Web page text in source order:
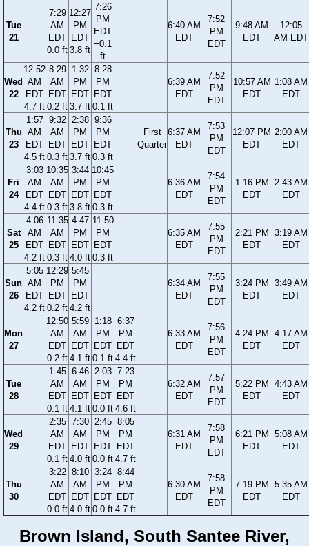
Tue
21
7:29
AM
EDT
0.0 ft
12:27
PM
EDT
3.8 ft
7:26
PM
EDT
−0.1
ft
6:40 AM
EDT
7:52
PM
EDT
9:48 AM
EDT
12:05
AM EDT
Wed
22
12:52
AM
EDT
4.7 ft
8:29
AM
EDT
0.2 ft
1:32
PM
EDT
3.7 ft
8:28
PM
EDT
0.1 ft
6:39 AM
EDT
7:52
PM
EDT
10:57 AM
EDT
1:08 AM
EDT
Thu
23
1:57
AM
EDT
4.5 ft
9:32
AM
EDT
0.3 ft
2:38
PM
EDT
3.7 ft
9:36
PM
EDT
0.3 ft
First
Quarter
6:37 AM
EDT
7:53
PM
EDT
12:07 PM
EDT
2:00 AM
EDT
Fri
24
3:03
AM
EDT
4.4 ft
10:35
AM
EDT
0.3 ft
3:44
PM
EDT
3.8 ft
10:45
PM
EDT
0.3 ft
6:36 AM
EDT
7:54
PM
EDT
1:16 PM
EDT
2:43 AM
EDT
Sat
25
4:06
AM
EDT
4.2 ft
11:35
AM
EDT
0.3 ft
4:47
PM
EDT
4.0 ft
11:50
PM
EDT
0.3 ft
6:35 AM
EDT
7:55
PM
EDT
2:21 PM
EDT
3:19 AM
EDT
Sun
26
5:05
AM
EDT
4.2 ft
12:29
PM
EDT
0.2 ft
5:45
PM
EDT
4.2 ft
6:34 AM
EDT
7:55
PM
EDT
3:24 PM
EDT
3:49 AM
EDT
Mon
27
12:50
AM
EDT
0.2 ft
5:59
AM
EDT
4.1 ft
1:18
PM
EDT
0.1 ft
6:37
PM
EDT
4.4 ft
6:33 AM
EDT
7:56
PM
EDT
4:24 PM
EDT
4:17 AM
EDT
Tue
28
1:45
AM
EDT
0.1 ft
6:46
AM
EDT
4.1 ft
2:03
PM
EDT
0.0 ft
7:23
PM
EDT
4.6 ft
6:32 AM
EDT
7:57
PM
EDT
5:22 PM
EDT
4:43 AM
EDT
Wed
29
2:35
AM
EDT
0.1 ft
7:30
AM
EDT
4.0 ft
2:45
PM
EDT
0.0 ft
8:05
PM
EDT
4.7 ft
6:31 AM
EDT
7:58
PM
EDT
6:21 PM
EDT
5:08 AM
EDT
Thu
30
3:22
AM
EDT
0.0 ft
8:10
AM
EDT
4.0 ft
3:24
PM
EDT
0.0 ft
8:44
PM
EDT
4.7 ft
6:30 AM
EDT
7:58
PM
EDT
7:19 PM
EDT
5:35 AM
EDT
Brown Island, South Santee River,